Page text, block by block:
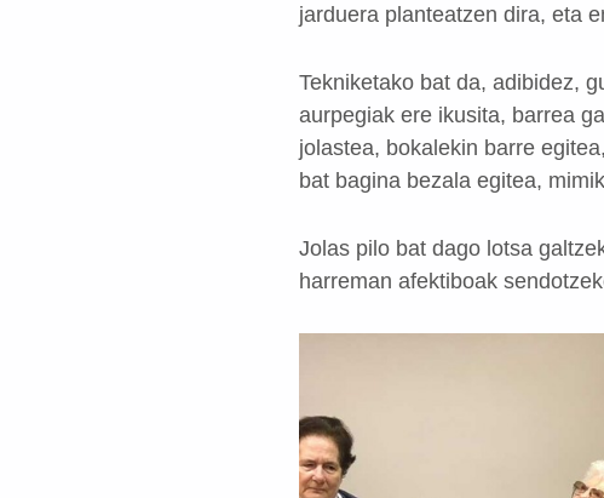
jarduera planteatzen dira, eta
Tekniketako bat da, adibidez,
aurpegiak ere ikusita, barrea
jolastea, bokalekin barre
bat bagina bezala egitea,
Jolas pilo bat dago lotsa
harreman afektiboak